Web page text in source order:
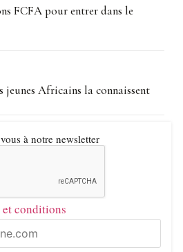
FCFA pour entrer dans le
jeunes Africains la connaissent
à notre newsletter
et conditions